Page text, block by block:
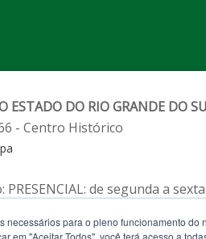
ESTADO DO RIO GRANDE DO
- Centro Histórico
de segunda a
(de segunda a sexta-feira, das
necessários para o pleno funcionamento
em "Aceitar Todos", você terá acesso a